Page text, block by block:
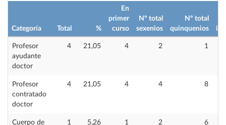
Categoría Total %
En
primer
curso
Nº total
sexenios
Nº total
quinquenios
Profesor
ayudante
doctor
4 21,05 4 2 1
Profesor
contratado
doctor
4 21,05 4 4 8
Cuerpo de
1 5,26 1 2 6